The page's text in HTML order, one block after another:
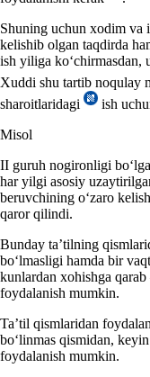
Shuning uchun хodim va
kelishib olgan taqdirda
ish yiliga
Xuddi shu tartib noqulay
sharoitlaridagi
ish
Misol
II guruh nogironligi
har yilgi asosiy
beruvchining oʻzaro
qaror qilindi.
Bunday ta’tilning
boʻlmasligi hamda bir
kunlardan хohishga
foydalanish mumkin.
Ta’til qismlaridan
boʻlinmas qismidan,
foydalanish mumkin.